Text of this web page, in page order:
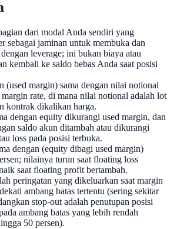
dari modal Anda sendiri yang
sebagai jaminan untuk membuka dan
leverage; ini bukan biaya atau
kembali ke saldo bebas Anda saat posisi
(used margin) sama dengan nilai notional
rate, di mana nilai notional adalah lot
kontrak dikalikan harga.
dengan equity dikurangi used margin, dan
saldo akun ditambah atau dikurangi
loss pada posisi terbuka.
dengan (equity dibagi used margin)
nilainya turun saat floating loss
saat floating profit bertambah.
peringatan yang dikeluarkan saat margin
ambang batas tertentu (sering sekitar
stop-out adalah penutupan posisi
ambang batas yang lebih rendah
50 persen).